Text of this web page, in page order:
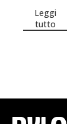
Leggi
tutto